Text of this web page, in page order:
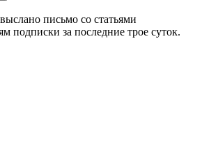
письмо со статьями
подписки за последние трое суток.